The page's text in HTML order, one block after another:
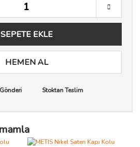
SEPETE EKLE
HEMEN AL
Stoktan Teslim